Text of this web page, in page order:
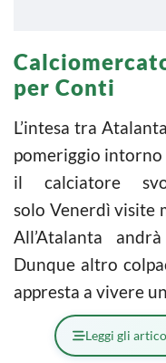
per Conti
L’intesa tra
pomeriggio
il calciatore
solo Venerdì visite
All’Atalanta
Dunque altro
appresta a vivere
Leggi gli